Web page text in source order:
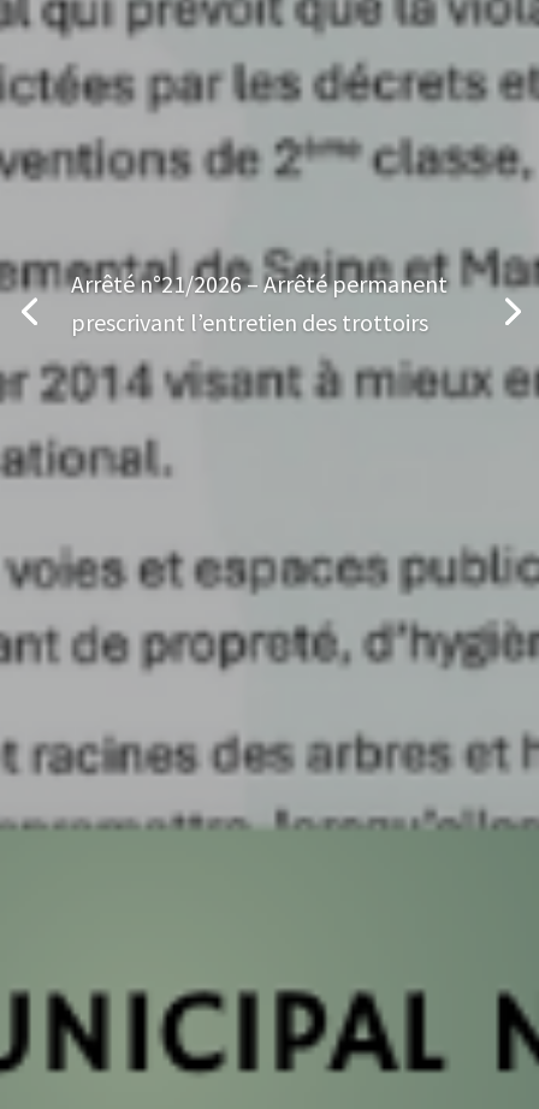
Arrêté n°21/2026 – Arrêté permanent
prescrivant l’entretien des trottoirs